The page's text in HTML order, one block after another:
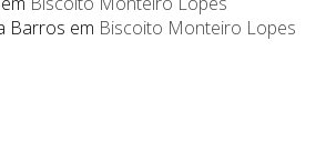
Barros em Biscoito Monteiro Lopes